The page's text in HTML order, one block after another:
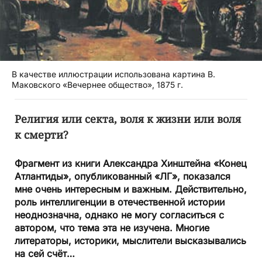
В качестве иллюстрации использована картина В.
Маковского «Вечернее общество», 1875 г.
Религия или секта, воля к жизни или воля
к смерти?
Фрагмент из книги Александра Хинштейна «Конец
Атлантиды», опубликованный «ЛГ», показался
мне очень интересным и важным. Действительно,
роль интеллигенции в отечественной истории
неоднозначна, однако не могу согласиться с
автором, что тема эта не изучена. Многие
литераторы, историки, мыслители высказывались
на сей счёт…